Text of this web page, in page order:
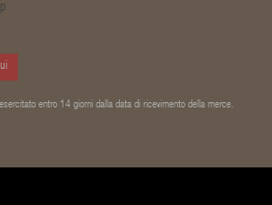
entro 14 giorni dalla data di ricevimento della merce.